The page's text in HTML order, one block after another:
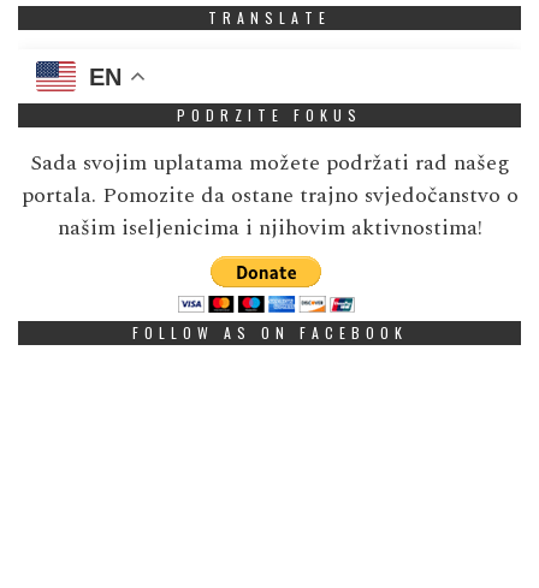
TRANSLATE
EN
PODRZITE FOKUS
Sada svojim uplatama možete podržati rad našeg
portala. Pomozite da ostane trajno svjedočanstvo o
našim iseljenicima i njihovim aktivnostima!
FOLLOW AS ON FACEBOOK